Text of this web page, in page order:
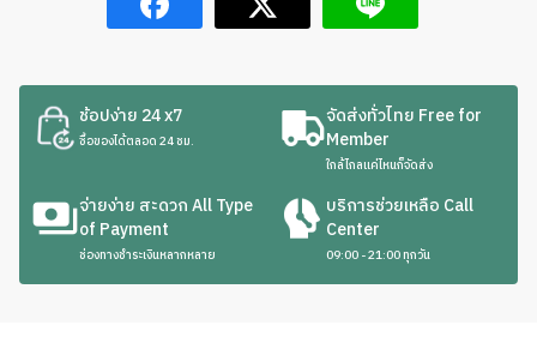
ช้อปง่าย 24 x7
ซื้อของได้ตลอด 24 ชม.
จัดส่งทั่วไทย Free for
Member
ใกล้ไกลแค่ไหนก็จัดส่ง
จ่ายง่าย สะดวก All Type
of Payment
ช่องทางชำระเงินหลากหลาย
บริการช่วยเหลือ Call
Center
09:00 - 21:00 ทุกวัน